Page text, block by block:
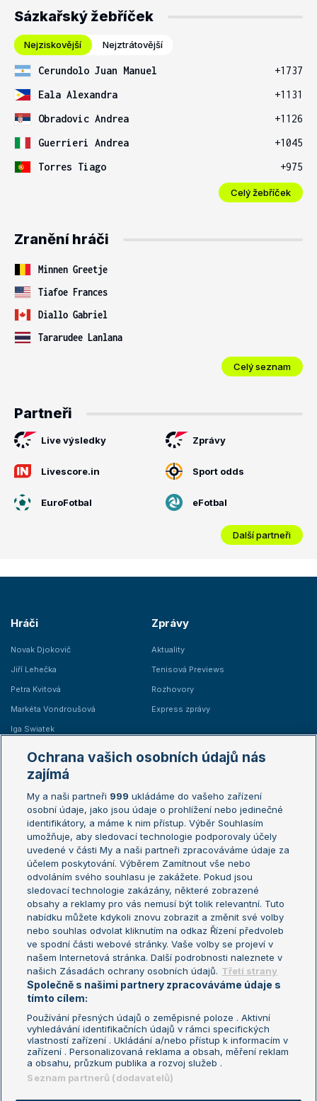
Sázkařský žebříček
Nejziskovější Nejztrátovější
Cerundolo Juan Manuel
+1737
Eala Alexandra
+1131
Obradovic Andrea
+1126
Guerrieri Andrea
+1045
Torres Tiago
+975
Celý žebříček
Zranění hráči
Minnen Greetje
Tiafoe Frances
Diallo Gabriel
Tararudee Lanlana
Celý seznam
Partneři
Live výsledky Zprávy
Livescore.in Sport odds
EuroFotbal eFotbal
Další partneři
Hráči
Novak Djokovič
Jiří Lehečka
Petra Kvitová
Markéta Vondroušová
Iga Swiatek
Zprávy
Aktuality
Tenisová Previews
Rozhovory
Express zprávy
Žebříčky
Žebříček ATP (muži)
Žebříček WTA (ženy)
Sázkařský žebříček
Australian Open
French Open
Wimbledon
US Open
Turnaj mistrů
Turnaj mistryň
Aktualní trendy
Fotbalové přestupy
Livesport Daily
LS Prague Open
Podmínky užití
Nastavení soukromí
GDPR a žurnalistika
Reklama
Kontakt
Informace o zpracování osobních
údajů
Ochrana vašich osobních údajů nás
zajímá
My a naši partneři 999 ukládáme do vašeho zařízení
osobní údaje, jako jsou údaje o prohlížení nebo jedinečné
identifikátory, a máme k nim přístup. Výběr Souhlasím
umožňuje, aby sledovací technologie podporovaly účely
uvedené v části My a naši partneři zpracováváme údaje za
účelem poskytování. Výběrem Zamítnout vše nebo
odvoláním svého souhlasu je zakážete. Pokud jsou
sledovací technologie zakázány, některé zobrazené
obsahy a reklamy pro vás nemusí být tolik relevantní. Tuto
nabídku můžete kdykoli znovu zobrazit a změnit své volby
nebo souhlas odvolat kliknutím na odkaz Řízení předvoleb
ve spodní části webové stránky. Vaše volby se projeví v
našem Internetová stránka. Další podrobnosti naleznete v
našich Zásadách ochrany osobních údajů. Třetí strany
Společně s našimi partnery zpracováváme údaje s
tímto cílem:
Používání přesných údajů o zeměpisné poloze . Aktivní
vyhledávání identifikačních údajů v rámci specifických
vlastností zařízení . Ukládání a/nebo přístup k informacím v
zařízení . Personalizovaná reklama a obsah, měření reklam
a obsahu, průzkum publika a rozvoj služeb .
Seznam partnerů (dodavatelů)